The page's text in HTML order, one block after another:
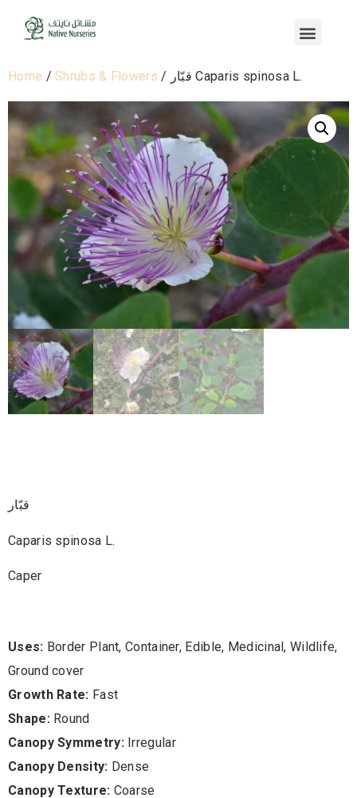
Home / Shrubs & Flowers / قبّار Caparis spinosa L.
قبّار
Caparis spinosa L.
Caper
Uses: Border Plant, Container, Edible, Medicinal, Wildlife,
Ground cover
Growth Rate: Fast
Shape:Round
Canopy Symmetry:Irregular
Canopy Density: Dense
Canopy Texture: Coarse